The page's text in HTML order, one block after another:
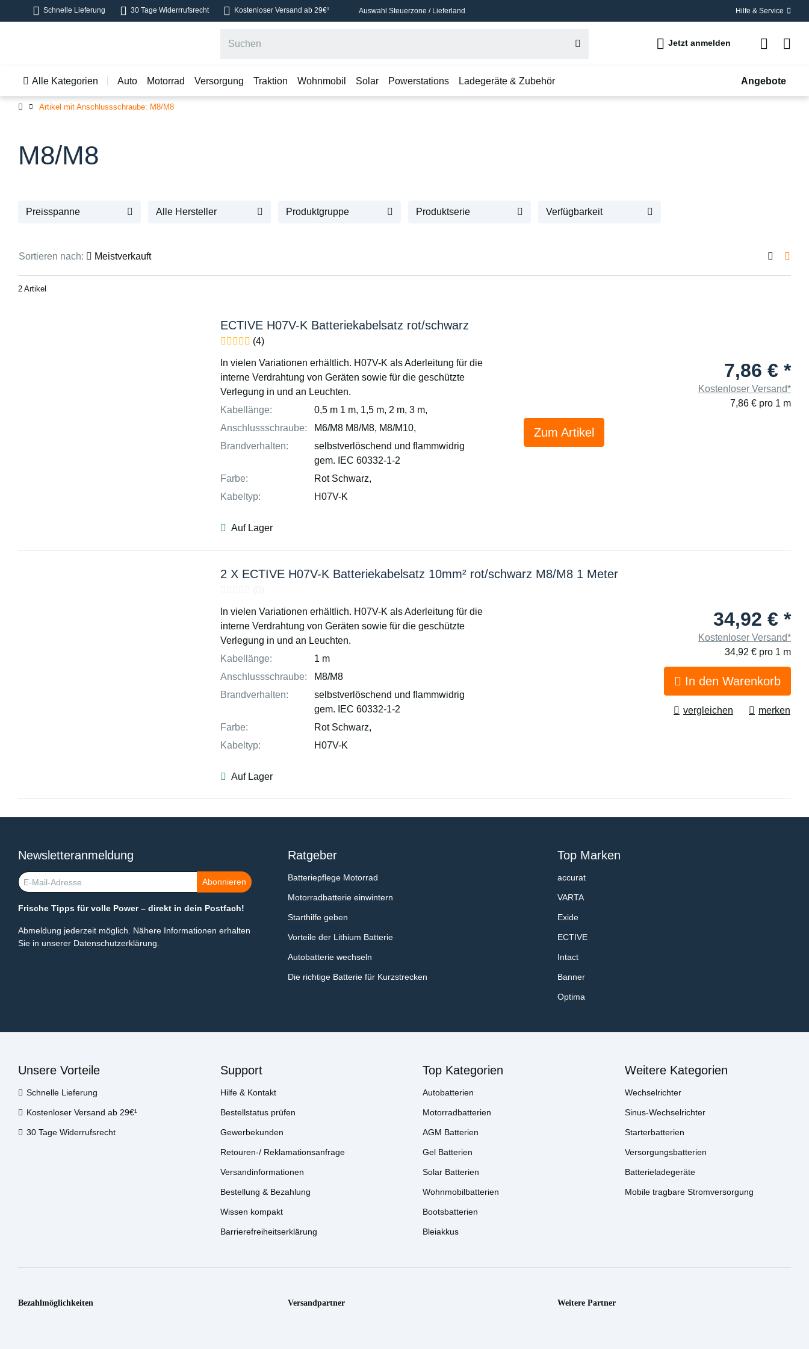
Schnelle Lieferung 30 Tage Widerrrufsrecht Kostenloser Versand ab 29€¹ Auswahl Steuerzone / Lieferland Hilfe & Service
Jetzt anmelden
Alle Kategorien Auto Motorrad Versorgung Traktion Wohnmobil Solar Powerstations Ladegeräte & Zubehör Angebote
Artikel mit Anschlussschraube: M8/M8
M8/M8
Preisspanne Alle Hersteller Produktgruppe Produktserie Verfügbarkeit
Sortieren nach: Meistverkauft
2 Artikel
ECTIVE H07V-K Batteriekabelsatz rot/schwarz
(4)
In vielen Variationen erhältlich. H07V-K als Aderleitung für die
interne Verdrahtung von Geräten sowie für die geschützte
Verlegung in und an Leuchten.
Kabellänge:
0,5 m 1 m, 1,5 m, 2 m, 3 m,
Anschlussschraube:
M6/M8 M8/M8, M8/M10,
Brandverhalten:
selbstverlöschend und flammwidrig
gem. IEC 60332-1-2
Farbe:
Rot Schwarz,
Kabeltyp:
H07V-K
Auf Lager
7,86 € *
Kostenloser Versand*
7,86 € pro 1 m
Zum Artikel
2 X ECTIVE H07V-K Batteriekabelsatz 10mm² rot/schwarz M8/M8 1 Meter
In vielen Variationen erhältlich. H07V-K als Aderleitung für die
interne Verdrahtung von Geräten sowie für die geschützte
Verlegung in und an Leuchten.
Kabellänge:
1 m
Anschlussschraube:
M8/M8
Brandverhalten:
selbstverlöschend und flammwidrig
gem. IEC 60332-1-2
Farbe:
Rot Schwarz,
Kabeltyp:
H07V-K
Auf Lager
34,92 € *
Kostenloser Versand*
34,92 € pro 1 m
In den Warenkorb
vergleichen merken
Newsletteranmeldung
Newsletter-Registrierung Abonnieren
Frische Tipps für volle Power – direkt in dein Postfach!
Abmeldung jederzeit möglich. Nähere Informationen erhalten
Sie in unserer Datenschutzerklärung.
Ratgeber
Batteriepflege Motorrad
Motorradbatterie einwintern
Starthilfe geben
Vorteile der Lithium Batterie
Autobatterie wechseln
Die richtige Batterie für Kurzstrecken
Top Marken
accurat
VARTA
Exide
ECTIVE
Intact
Banner
Optima
Unsere Vorteile
Schnelle Lieferung
Kostenloser Versand ab 29€¹
30 Tage Widerrufsrecht
Support
Hilfe & Kontakt
Bestellstatus prüfen
Gewerbekunden
Retouren-/ Reklamationsanfrage
Versandinformationen
Bestellung & Bezahlung
Wissen kompakt
Barrierefreiheitserklärung
Top Kategorien
Autobatterien
Motorradbatterien
AGM Batterien
Gel Batterien
Solar Batterien
Wohnmobilbatterien
Bootsbatterien
Bleiakkus
Weitere Kategorien
Wechselrichter
Sinus-Wechselrichter
Starterbatterien
Versorgungsbatterien
Batterieladegeräte
Mobile tragbare Stromversorgung
Bezahlmöglichkeiten Versandpartner Weitere Partner